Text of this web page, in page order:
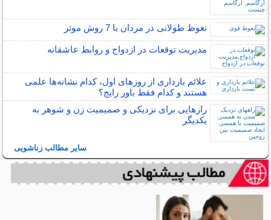
نعوظ طولانی در مردان با 7 روش موثر
مدیریت توقعات در ازدواج و روابط عاشقانه
علائم بارداری از روزهای اول، کدام نشانه‌ها علمی
هستند و کدام فقط باور رایج؟
رازهایی برای نزدیکی و صمیمیت زن و شوهر به
یکدیگر
سایر مطالب زناشویی